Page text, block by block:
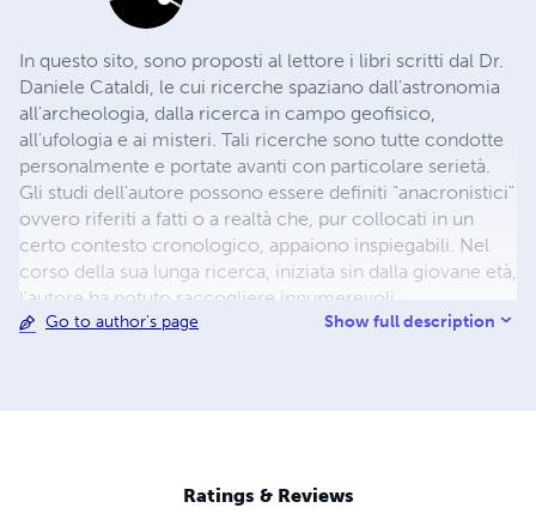
In questo sito, sono proposti al lettore i libri scritti dal Dr.
Daniele Cataldi, le cui ricerche spaziano dall'astronomia
all'archeologia, dalla ricerca in campo geofisico,
all'ufologia e ai misteri. Tali ricerche sono tutte condotte
personalmente e portate avanti con particolare serietà.
Gli studi dell'autore possono essere definiti "anacronistici"
ovvero riferiti a fatti o a realtà che, pur collocati in un
certo contesto cronologico, appaiono inspiegabili. Nel
corso della sua lunga ricerca, iniziata sin dalla giovane età,
l'autore ha potuto raccogliere innumerevoli
testimonianze su un passato dell'uomo ancora
tradizionale e quello elettronico che è possibile scaricare
direttamente. SERVIZIO COME EDITORE: Se vuoi
Go to author's page Show full description
Ratings & Reviews